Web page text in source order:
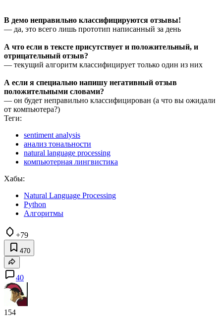
В демо неправильно классифицируются отзывы!
— да, это всего лишь прототип написанный за день
А что если в тексте присутствует и положительный, и
отрицательный отзыв?
— текущий алгоритм классифицирует только один из них
А если я специально напишу негативный отзыв
положительными словами?
— он будет неправильно классифицирован (а что вы ожидали
от компьютера?)
Теги:
sentiment analysis
анализ тональности
natural language processing
компьютерная лингвистика
Хабы:
Natural Language Processing
Python
Алгоритмы
+79
470
40
154